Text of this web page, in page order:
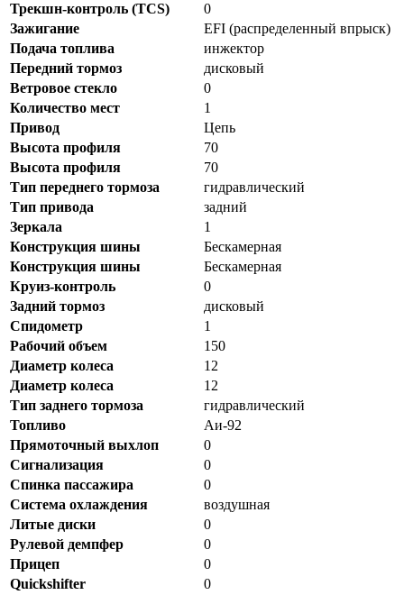
Трекшн-контроль (TCS)
0
Зажигание
EFI (распределенный впрыск)
Подача топлива
инжектор
Передний тормоз
дисковый
Ветровое стекло
0
Количество мест
1
Привод
Цепь
Высота профиля
70
Высота профиля
70
Тип переднего тормоза
гидравлический
Тип привода
задний
Зеркала
1
Конструкция шины
Бескамерная
Конструкция шины
Бескамерная
Круиз-контроль
0
Задний тормоз
дисковый
Спидометр
1
Рабочий объем
150
Диаметр колеса
12
Диаметр колеса
12
Тип заднего тормоза
гидравлический
Топливо
Аи-92
Прямоточный выхлоп
0
Сигнализация
0
Спинка пассажира
0
Система охлаждения
воздушная
Литые диски
0
Рулевой демпфер
0
Прицеп
0
Quickshifter
0